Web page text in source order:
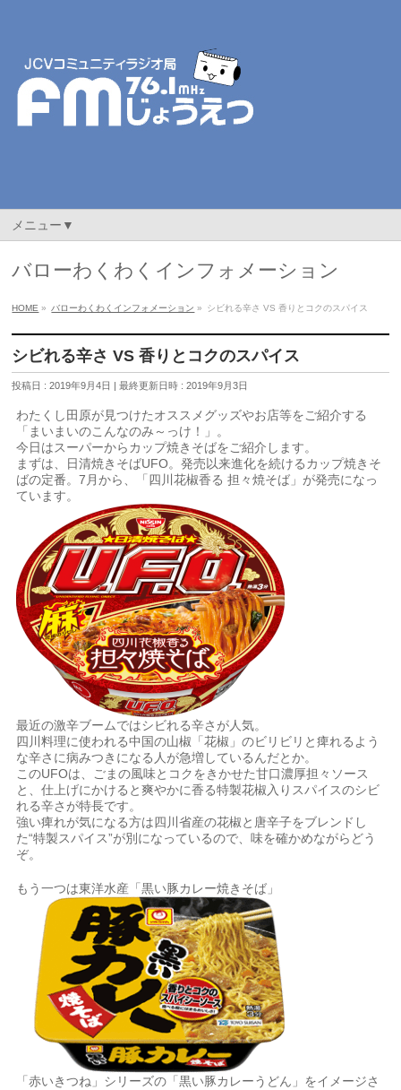
メニュー▼
バローわくわくインフォメーション
HOME » バローわくわくインフォメーション » シビれる辛さ VS 香りとコクのスパイス
シビれる辛さ VS 香りとコクのスパイス
投稿日 : 2019年9月4日 最終更新日時 : 2019年9月3日
わたくし田原が見つけたオススメグッズやお店等をご紹介する
「まいまいのこんなのみ～っけ！」。
今日はスーパーからカップ焼きそばをご紹介します。
まずは、日清焼きそばUFO。発売以来進化を続けるカップ焼きそ
ばの定番。7月から、「四川花椒香る 担々焼そば」が発売になっ
ています。
最近の激辛ブームではシビれる辛さが人気。
四川料理に使われる中国の山椒「花椒」のビリビリと痺れるよう
な辛さに病みつきになる人が急増しているんだとか。
このUFOは、ごまの風味とコクをきかせた甘口濃厚担々ソース
と、仕上げにかけると爽やかに香る特製花椒入りスパイスのシビ
れる辛さが特長です。
強い痺れが気になる方は四川省産の花椒と唐辛子をブレンドし
た“特製スパイス”が別になっているので、味を確かめながらどう
ぞ。
もう一つは東洋水産「黒い豚カレー焼きそば」
「赤いきつね」シリーズの「黒い豚カレーうどん」をイメージさ